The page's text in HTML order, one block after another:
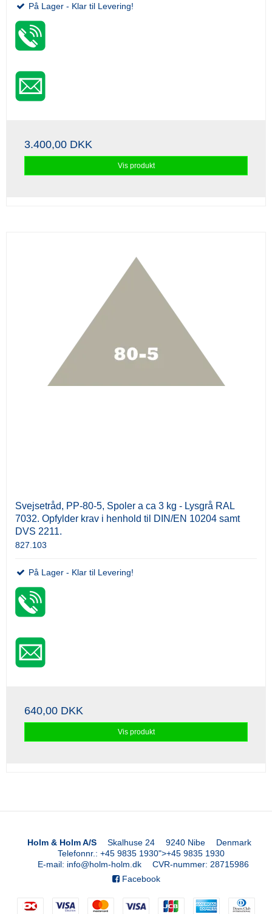
På Lager - Klar til Levering!
3.400,00 DKK
Vis produkt
Svejsetråd, PP-80-5, Spoler a ca 3 kg - Lysgrå RAL
7032. Opfylder krav i henhold til DIN/EN 10204 samt
DVS 2211.
827.103
På Lager - Klar til Levering!
640,00 DKK
Vis produkt
Holm & Holm A/S Skalhuse 24 9240 Nibe
Denmark
Telefonnr. : +45 9835 1930">+45 9835 1930
E-mail: info@holm-holm.dk CVR-nummer: 28715986
Facebook